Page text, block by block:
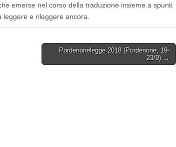
emerse nel corso della traduzione insieme a spunti
e rileggere ancora.
Pordenonelegge 2018 (Pordenone, 19-
23/9) →